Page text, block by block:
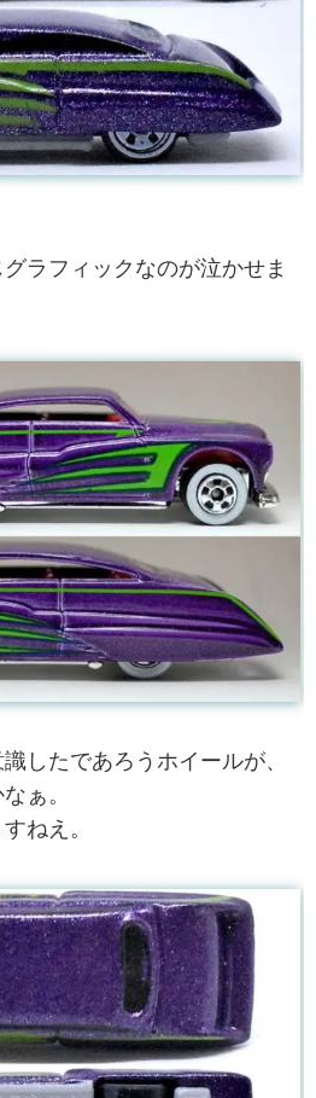
ラフィックなのが泣かせま
したであろうホイールが、
ぁ。
ねえ。